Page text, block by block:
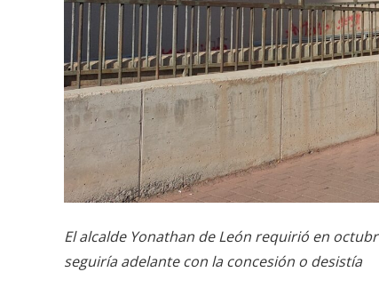
El alcalde Yonathan de León requirió en
seguiría adelante con la concesión o desistía